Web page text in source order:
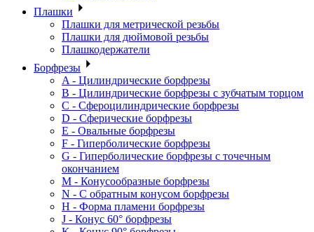
Плашки
Плашки для метрической резьбы
Плашки для дюймовой резьбы
Плашкодержатели
Борфрезы
A - Цилиндрические борфрезы
B - Цилиндрические борфрезы с зубчатым торцом
C - Сфероцилиндрические борфрезы
D - Сферические борфрезы
E - Овальные борфрезы
F - Гиперболические борфрезы
G - Гиперболические борфрезы с точечным
окончанием
M - Конусообразные борфрезы
N - С обратным конусом борфрезы
H - Форма пламени борфрезы
J - Конус 60° борфрезы